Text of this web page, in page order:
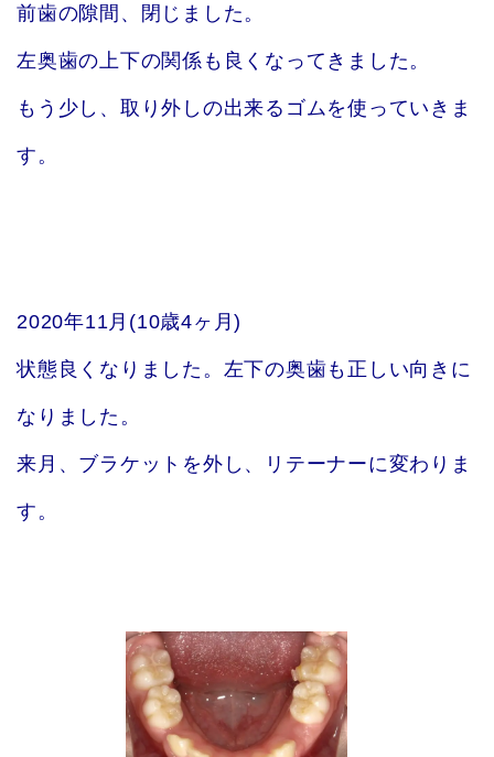
前歯の隙間、閉じました。
左奥歯の上下の関係も良くなってきました。
もう少し、取り外しの出来るゴムを使っていきま
す。
2020年11月(10歳4ヶ月)
状態良くなりました。左下の奥歯も正しい向きに
なりました。
来月、ブラケットを外し、リテーナーに変わりま
す。